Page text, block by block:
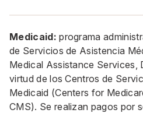
Medicaid: programa
de Servicios de Asistencia
Medical Assistance Services,
virtud de los Centros de
Medicaid (Centers for
CMS). Se realizan pagos por